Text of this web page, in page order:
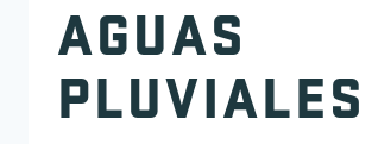
AGUAS
PLUVIALES